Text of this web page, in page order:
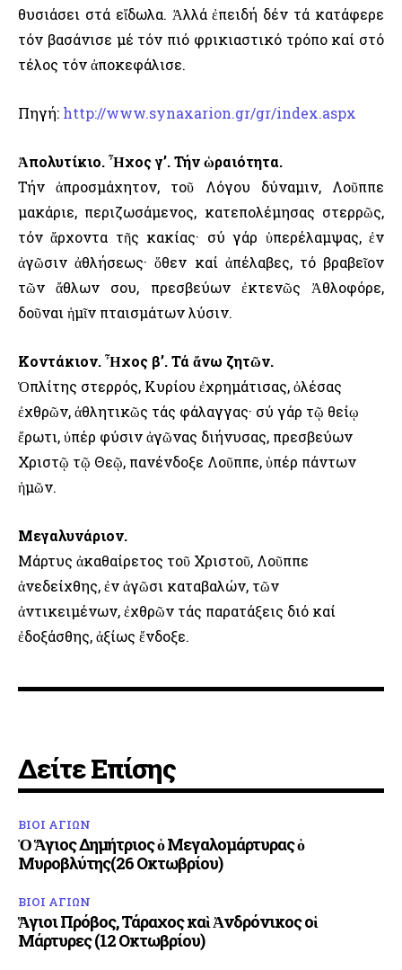
θυσιάσει στά εἴδωλα. Ἀλλά ἐπειδή δέν τά κατάφερε
τόν βασάνισε μέ τόν πιό φρικιαστικό τρόπο καί στό
τέλος τόν ἀποκεφάλισε.
Πηγή: http://www.synaxarion.gr/gr/index.aspx
Ἀπολυτίκιο. Ἦχος γ’. Τήν ὡραιότητα.
Τήν ἀπροσμάχητον, τοῦ Λόγου δύναμιν, Λοῦππε
μακάριε, περιζωσάμενος, κατεπολέμησας στερρῶς,
τόν ἄρχοντα τῆς κακίας· σύ γάρ ὑπερέλαμψας, ἐν
ἀγῶσιν ἀθλήσεως· ὅθεν καί ἀπέλαβες, τό βραβεῖον
τῶν ἄθλων σου, πρεσβεύων ἐκτενῶς Ἀθλοφόρε,
δοῦναι ἡμῖν πταισμάτων λύσιν.
Κοντάκιον. Ἦχος β’. Τά ἄνω ζητῶν.
Ὁπλίτης στερρός, Κυρίου ἐχρημάτισας, ὀλέσας
ἐχθρῶν, ἀθλητικῶς τάς φάλαγγας· σύ γάρ τῷ θείῳ
ἔρωτι, ὐπέρ φύσιν ἀγῶνας διήνυσας, πρεσβεύων
Χριστῷ τῷ Θεῷ, πανένδοξε Λοῦππε, ὑπέρ πάντων
ἡμῶν.
Μεγαλυνάριον.
Μάρτυς ἀκαθαίρετος τοῦ Χριστοῦ, Λοῦππε
ἀνεδείχθης, ἐν ἀγῶσι καταβαλών, τῶν
ἀντικειμένων, ἐχθρῶν τάς παρατάξεις διό καί
ἐδοξάσθης, ἀξίως ἔνδοξε.
Δείτε Επίσης
ΒΙΟΙ ΑΓΙΩΝ
Ὁ Ἅγιος Δημήτριος ὁ Μεγαλομάρτυρας ὁ
Μυροβλύτης(26 Οκτωβρίου)
ΒΙΟΙ ΑΓΙΩΝ
Ἅγιοι Πρόβος, Τάραχος καὶ Ἀνδρόνικος οἱ
Μάρτυρες (12 Οκτωβρίου)